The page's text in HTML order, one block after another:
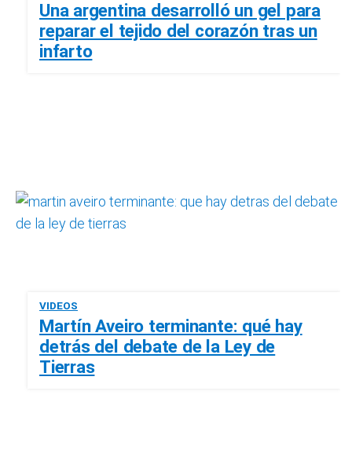
Una argentina desarrolló un gel para
reparar el tejido del corazón tras un
infarto
VIDEOS
Martín Aveiro terminante: qué hay
detrás del debate de la Ley de
Tierras